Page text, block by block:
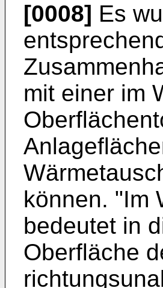
[0008] Es
mit einer im
können. "Im
bedeutet in
Oberfläche